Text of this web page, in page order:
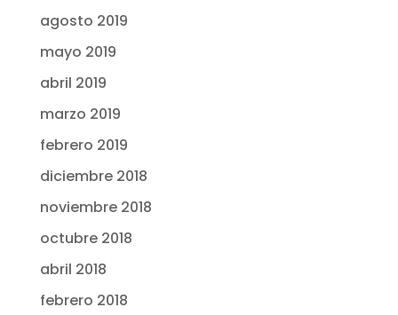
agosto 2019
mayo 2019
abril 2019
marzo 2019
febrero 2019
diciembre 2018
noviembre 2018
octubre 2018
abril 2018
febrero 2018